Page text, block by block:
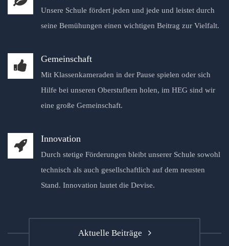
Unsere Schule fördert jeden und jede und leistet durch
seine Bemühungen einen wichtigen Beitrag zur Vielfalt.
Gemeinschaft
Mit Klassenkameraden in der Pause spielen oder sich
Hilfe bei unseren Oberstuflern holen, im HEG sind wir
eine große Gemeinschaft.
Innovation
Durch stetige Förderungen bleibt unserer Schule sowohl
technisch als auch gesellschaftlich auf dem neusten
Stand. Innovation lautet die Devise.
Aktuelle Beiträge